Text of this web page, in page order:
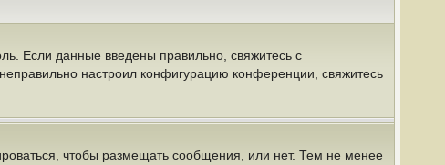
Если данные введены правильно, свяжитесь с
настроил конфигурацию конференции, свяжитесь
чтобы размещать сообщения, или нет. Тем не менее